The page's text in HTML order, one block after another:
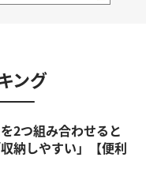
ング
2つ組み合わせると
納しやすい」【便利